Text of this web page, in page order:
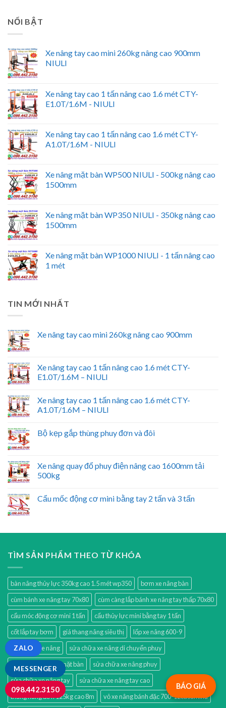
NỔI BẬT
Xe nâng tay cao mini 260kg nâng cao 900mm
NIULI
Xe nâng tay cao 1 tấn nâng cao 1.6 mét CTY-
E1.0T/1.6M - NIULI
Xe nâng tay cao 1 tấn nâng cao 1.6 mét CTY-
A1.0T/1.6M - NIULI
Xe nâng mặt bàn WP500 NIULI - 500kg nâng cao
1500mm
Xe nâng mặt bàn WP350 NIULI - 350kg nâng cao
1500mm
Xe nâng mặt bàn WP1000 NIULI - 1 tấn nâng cao
1 mét
TIN MỚI NHẤT
Xe nâng tay cao mini 260kg nâng cao 900mm
Xe nâng tay cao 1 tấn nâng cao 1.6 mét CTY-
E1.0T/1.6M – NIULI
Xe nâng tay cao 1 tấn nâng cao 1.6 mét CTY-
A1.0T/1.6M – NIULI
Bộ kẹp gắp thùng phuy đơn và đôi
Xe nâng quay đổ phuy điện nâng cao 1600mm tải
500kg
Cẩu mốc động cơ mini bằng tay 2 tấn và 3 tấn
TÌM SẢN PHẨM THEO TỪ KHÓA
bàn nâng thủy lực 350kg cao 1.5 mét wp350
bơm xe nâng bàn
cùm bánh xe nâng tay 70x80
cùm càng lắp bánh xe nâng tay thấp 70x80
cẩu móc động cơ mini 1 tấn
cẩu thủy lực mini bằng tay 1 tấn
cốt lắp tay bơm
giá thang nâng siêu thị
lốp xe nâng 600-9
sửa chữa xe nâng
sửa chữa xe nâng di chuyển phuy
sửa chữa xe nâng mặt bàn
sửa chữa xe nâng phuy
sửa chữa xe nâng tay
sửa chữa xe nâng tay cao
thang nâng đơn 125kg cao 8m
vỏ xe nâng bánh đặc 700-12casumina
BÁO GIÁ
MESSENGER
ZALO
098.442.3150